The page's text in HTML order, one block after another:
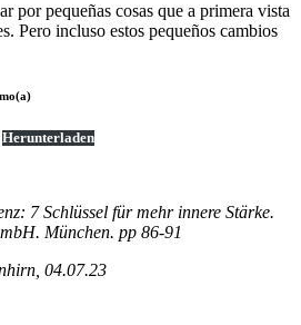
por pequeñas cosas que a primera vista
Pero incluso estos pequeños cambios
Herunterladen
7 Schlüssel für mehr innere Stärke.
München. pp 86-91
04.07.23